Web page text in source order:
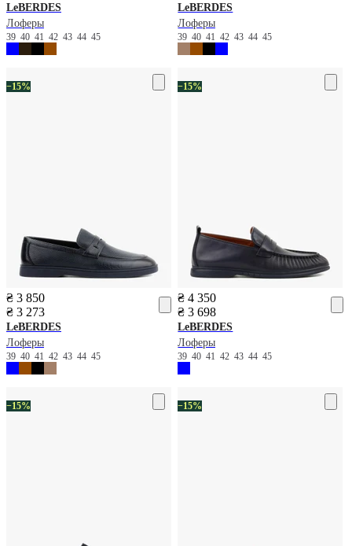
LeBERDES
Лоферы
39 40 41 42 43 44 45
LeBERDES
Лоферы
39404142434445
−15%
₴ 3 850
₴ 3 273
LeBERDES
Лоферы
39 40 41 42 43 44 45
−15%
₴ 4 350
₴ 3 698
LeBERDES
Лоферы
39404142434445
−15% −15%